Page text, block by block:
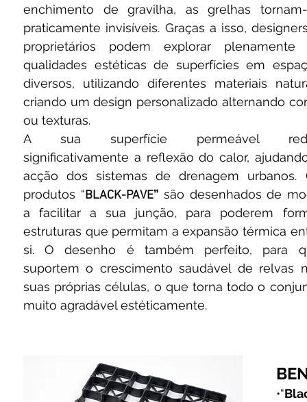
enchimento de gravilha, as grelhas
praticamente invisíveis. Graças a isso,
proprietários podem explorar plenamente
qualidades estéticas de superfícies em
diversos, utilizando diferentes materiais
criando um design personalizado alternando
ou texturas.
A sua superfície permeável
significativamente a reflexão do calor,
acção dos sistemas de drenagem urbanos.
produtos “BLACK-PAVE” são desenhados de
a facilitar a sua junção, para poderem
estruturas que permitam a expansão térmica
si. O desenho é também perfeito, para
suportem o crescimento saudável de relvas
suas próprias células, o que torna todo o
muito agradável estéticamente.
•“